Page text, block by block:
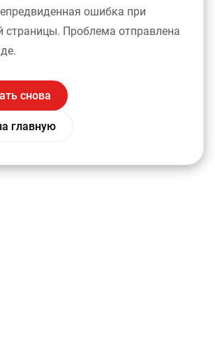
ошибка при
страницы. Проблема отправлена
снова
главную